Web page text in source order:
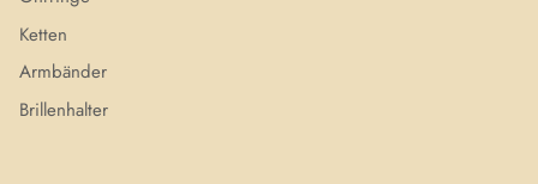
Ketten
Armbänder
Brillenhalter